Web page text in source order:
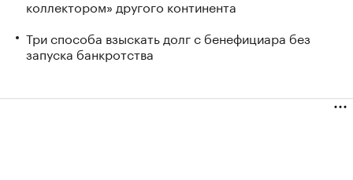
коллектором» другого континента
Три способа взыскать долг с бенефициара без
запуска банкротства